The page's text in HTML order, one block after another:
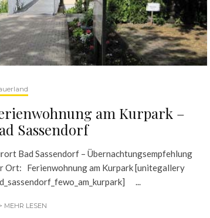
am Kurpark –
Sassendorf
Bad Sassendorf – Übernachtungsempfehlung
Ort: Ferienwohnung am Kurpark [unitegallery
...
MEHR LESEN